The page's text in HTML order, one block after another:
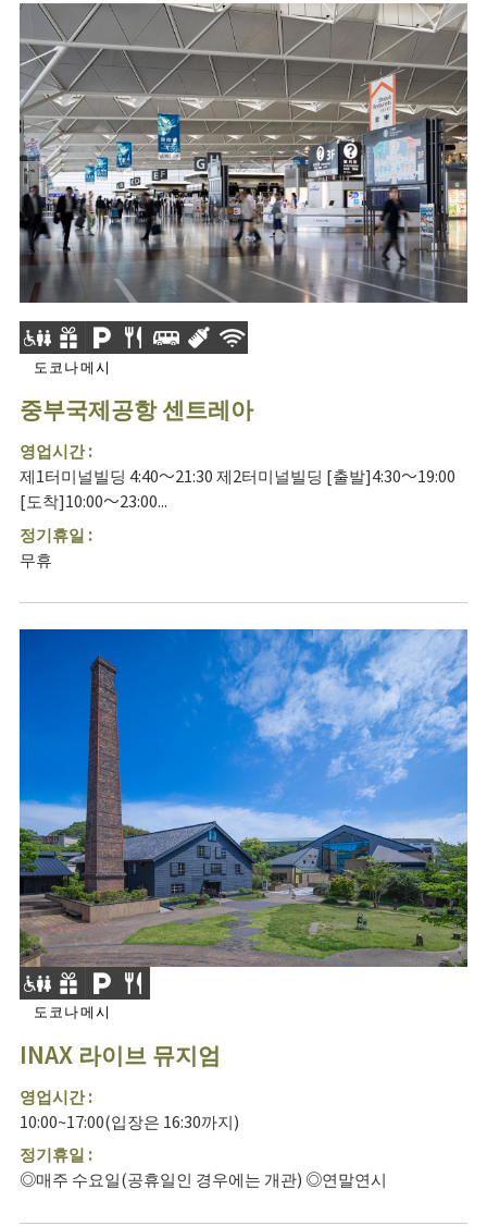
도코나메시
중부국제공항 센트레아
영업시간 :
제1터미널빌딩 4:40～21:30 제2터미널빌딩 [출발]4:30～19:00
[도착]10:00～23:00...
정기휴일 :
무휴
도코나메시
INAX 라이브 뮤지엄
영업시간 :
10:00~17:00(입장은 16:30까지)
정기휴일 :
◎매주 수요일(공휴일인 경우에는 개관) ◎연말연시